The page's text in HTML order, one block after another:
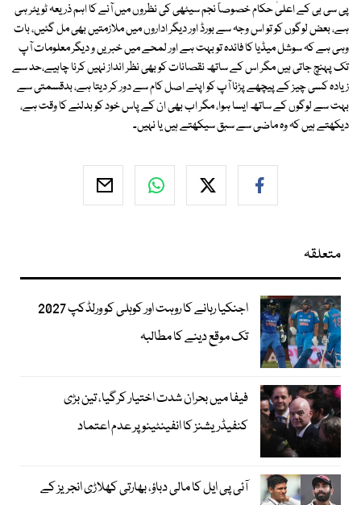
پی سی بی کے اعلیٰ حکام خصوصاً نجم سیٹھی کی نظروں میں آنے کا اہم ذریعہ ٹویٹر ہی
ہے، بعض لوگوں کو تو اس وجہ سے بورڈ اور دیگر اداروں میں ملازمتیں بھی مل گئیں، بات
وہی ہے کہ سوشل میڈیا کا فائدہ تو بہت ہے اور لمحے میں خبریں و دیگر معلومات آپ
تک پہنچ جاتی ہیں مگر اس کے ساتھ نقصانات کو بھی نظر انداز نہیں کرنا چاہیے،حد سے
زیادہ کسی چیز کے پیچھے پڑنا آپ کو اپنے اصل کام سے دور کر دیتا ہے، بدقسمتی سے
بہت سے لوگوں کے ساتھ ایسا ہوا، مگر اب بھی ان کے پاس خود کو بدلنے کا وقت ہے،
دیکھتے ہیں کہ وہ ماضی سے سبق سیکھتے ہیں یا نہیں۔
متعلقہ
اجنکیا رہانے کا روہت اور کوہلی کو ورلڈکپ 2027
تک موقع دینے کا مطالبہ
فیفا میں بحران شدت اختیار کرگیا، تین بڑی
کنفیڈریشنز کا انفینٹینو پر عدم اعتماد
آئی پی ایل کا مالی دباؤ، بھارتی کھلاڑی انجریز کے